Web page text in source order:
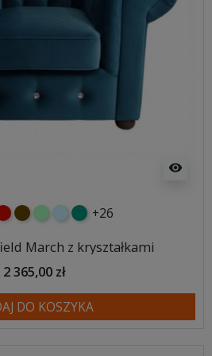
visibility
czekoladowy
miętowybłękitny
turkusowy
+26
March z kryształkami
2 365,00 zł
DO KOSZYKA